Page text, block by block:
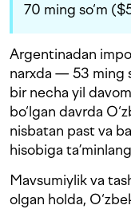
70 ming so‘m
Argentinadan
narxda — 53 ming
bir necha yil
bo‘lgan davrda
nisbatan past va
hisobiga
Mavsumiylik va
olgan holda,